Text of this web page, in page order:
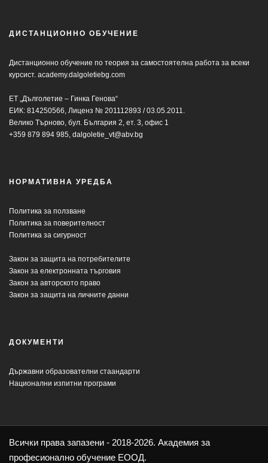
ДИСТАНЦИОННО ОБУЧЕНИЕ
Дистанционно обучение по теория за самостоятелна работа за всеки
курсист. academy.dalgoletiebg.com
ЕТ „Дълголетие – Гинка Генова“
ЕИК: 814250566, Лиценз № 201112893 / 03.05.2011.
Велико Търново, бул. България 2, ет. 3, офис 1
+359 879 894 985, dalgoletie_vt@abv.bg
НОРМАТИВНА УРЕДБА
Политика за ползване
Политика за поверителност
Политика за сигурност
Закон за защита на потребителите
Закон за електронната търговия
Закон за авторското право
Закон за защита на личните данни
ДОКУМЕНТИ
Държавни образователни стаандарти
Национални изпитни програми
Всички права запазени - 2018-2026. Академия за
професионално обучение ЕООД.